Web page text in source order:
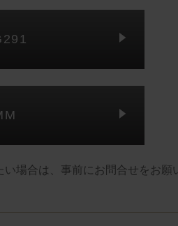
場合は、事前にお問合せをお願